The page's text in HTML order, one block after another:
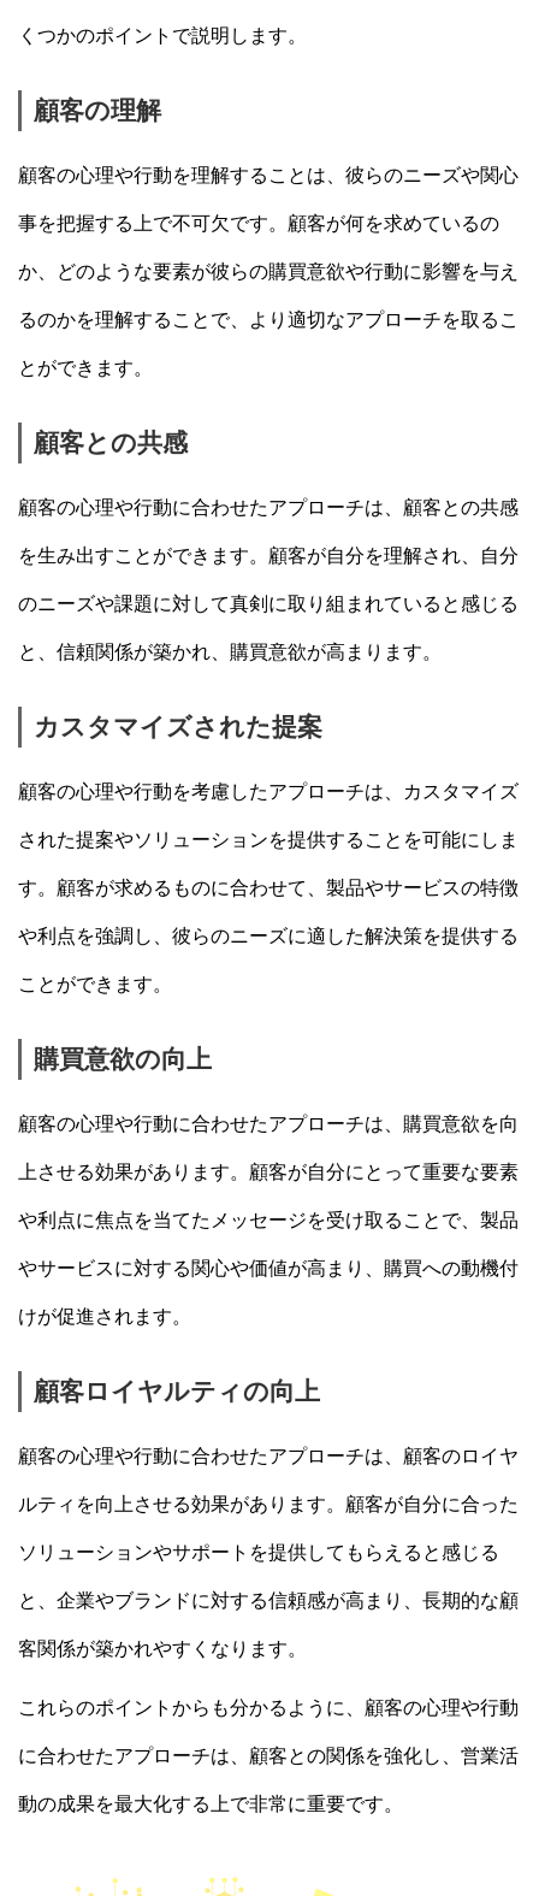
くつかのポイントで説明します。
顧客の理解
顧客の心理や行動を理解することは、彼らのニーズや関心
事を把握する上で不可欠です。顧客が何を求めているの
か、どのような要素が彼らの購買意欲や行動に影響を与え
るのかを理解することで、より適切なアプローチを取るこ
とができます。
顧客との共感
顧客の心理や行動に合わせたアプローチは、顧客との共感
を生み出すことができます。顧客が自分を理解され、自分
のニーズや課題に対して真剣に取り組まれていると感じる
と、信頼関係が築かれ、購買意欲が高まります。
カスタマイズされた提案
顧客の心理や行動を考慮したアプローチは、カスタマイズ
された提案やソリューションを提供することを可能にしま
す。顧客が求めるものに合わせて、製品やサービスの特徴
や利点を強調し、彼らのニーズに適した解決策を提供する
ことができます。
購買意欲の向上
顧客の心理や行動に合わせたアプローチは、購買意欲を向
上させる効果があります。顧客が自分にとって重要な要素
や利点に焦点を当てたメッセージを受け取ることで、製品
やサービスに対する関心や価値が高まり、購買への動機付
けが促進されます。
顧客ロイヤルティの向上
顧客の心理や行動に合わせたアプローチは、顧客のロイヤ
ルティを向上させる効果があります。顧客が自分に合った
ソリューションやサポートを提供してもらえると感じる
と、企業やブランドに対する信頼感が高まり、長期的な顧
客関係が築かれやすくなります。
これらのポイントからも分かるように、顧客の心理や行動
に合わせたアプローチは、顧客との関係を強化し、営業活
動の成果を最大化する上で非常に重要です。